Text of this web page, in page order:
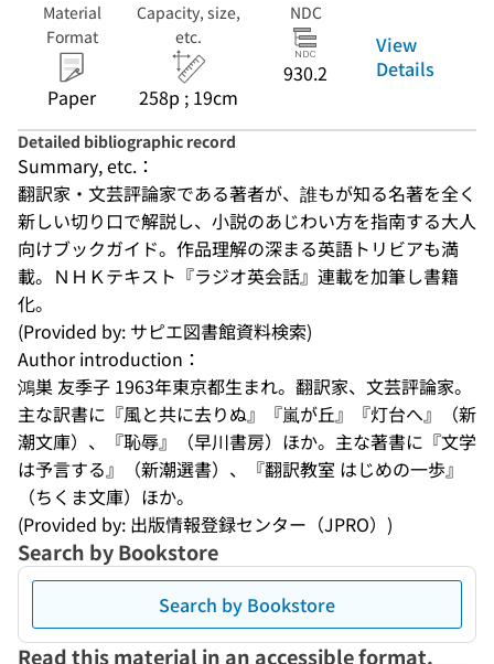
Material
Format
Paper
Capacity, size,
etc.
258p ; 19cm
NDC
930.2
View
Details
Detailed bibliographic record
Summary, etc.：
翻訳家・文芸評論家である著者が、誰もが知る名著を全く
新しい切り口で解説し、小説のあじわい方を指南する大人
向けブックガイド。作品理解の深まる英語トリビアも満
載。ＮＨＫテキスト『ラジオ英会話』連載を加筆し書籍
化。
(Provided by: サピエ図書館資料検索)
Author introduction：
鴻巣 友季子 1963年東京都生まれ。翻訳家、文芸評論家。
主な訳書に『風と共に去りぬ』『嵐が丘』『灯台へ』（新
潮文庫）、『恥辱』（早川書房）ほか。主な著書に『文学
は予言する』（新潮選書）、『翻訳教室 はじめの一歩』
（ちくま文庫）ほか。
(Provided by: 出版情報登録センター（JPRO）)
Search by Bookstore
Search by Bookstore
Read this material in an accessible format.